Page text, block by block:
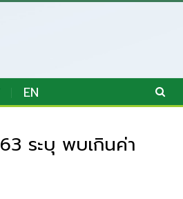
EN
ระบุ พบเกินค่า